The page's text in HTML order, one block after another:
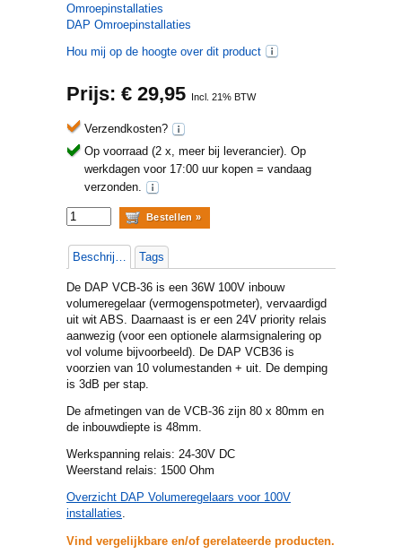
Omroepinstallaties
DAP Omroepinstallaties
Hou mij op de hoogte over dit product
Prijs: € 29,95 Incl. 21% BTW
Verzendkosten?
Op voorraad (2 x, meer bij leverancier). Op
werkdagen voor 17:00 uur kopen = vandaag
verzonden.
Beschrijving Tags
De DAP VCB-36 is een 36W 100V inbouw
volumeregelaar (vermogenspotmeter), vervaardigd
uit wit ABS. Daarnaast is er een 24V priority relais
aanwezig (voor een optionele alarmsignalering op
vol volume bijvoorbeeld). De DAP VCB36 is
voorzien van 10 volumestanden + uit. De demping
is 3dB per stap.
De afmetingen van de VCB-36 zijn 80 x 80mm en
de inbouwdiepte is 48mm.
Werkspanning relais: 24-30V DC
Weerstand relais: 1500 Ohm
Overzicht DAP Volumeregelaars voor 100V
installaties.
Vind vergelijkbare en/of gerelateerde producten.